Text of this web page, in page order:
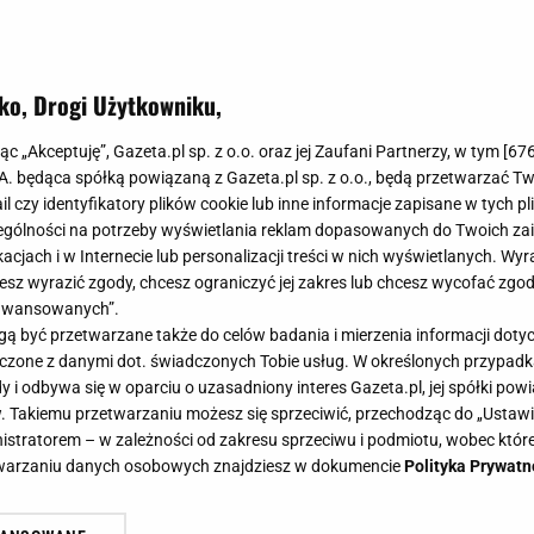
ma właściwości i
Drogi Użytkowniku,
„Akceptuję”, Gazeta.pl sp. z o.o. oraz jej Zaufani Partnerzy, w tym [
będąca spółką powiązaną z Gazeta.pl sp. z o.o., będą przetwarzać
czy identyfikatory plików cookie lub inne informacje zapisane w tych
na potrzeby wyświetlania reklam dopasowanych do Twoich
i w Internecie lub personalizacji treści w nich wyświetlanych.
wyrazić zgody, chcesz ograniczyć jej zakres lub chcesz wycofać
być przetwarzane także do celów badania i mierzenia informacji
z danymi dot. świadczonych Tobie usług. W określonych
i odbywa się w oparciu o uzasadniony interes Gazeta.pl, jej spółki
przetwarzaniu możesz się sprzeciwić, przechodząc do
– w zależności od zakresu sprzeciwu i podmiotu, wobec
danych osobowych znajdziesz w dokumenciePolityka